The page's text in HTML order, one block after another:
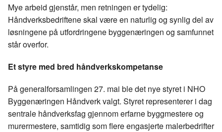
e
b
o
e
d
s
t
Mye arbeid gjenstår, men retningen er tydelig:
Håndverksbedriftene skal være en naturlig og synlig del av
løsningene på utfordringene byggenæringen og samfunnet
står overfor.
Et styre med bred håndverkskompetanse
På generalforsamlingen 27. mai ble det nye styret i NHO
Byggenæringen Håndverk valgt. Styret representerer i dag
sentrale håndverksfag gjennom erfarne byggmestere og
murermestere, samtidig som flere engasjerte malerbedrifter